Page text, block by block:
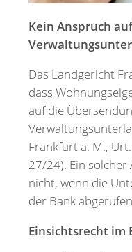
Kein Anspruch
Das Landgericht
dass
auf die
Frankfurt a. M.,
27/24). Ein
nicht, wenn die
der Bank
Einsichtsrecht im